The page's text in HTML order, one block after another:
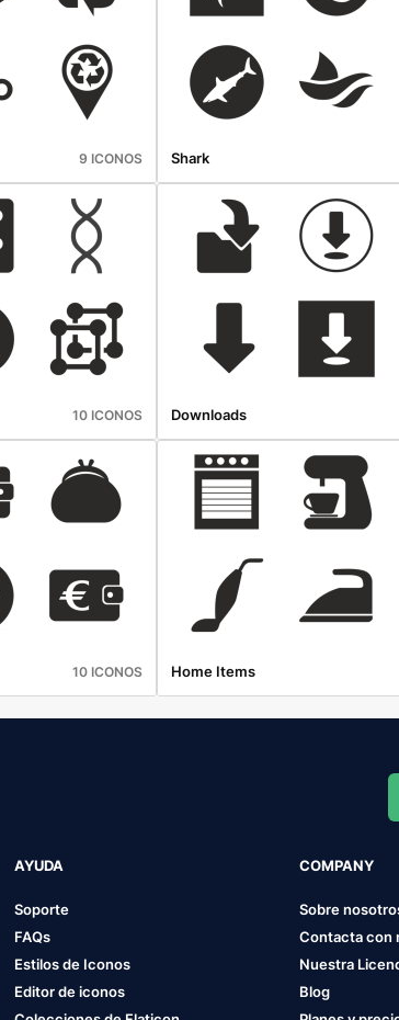
9 ICONOS Shark
10 ICONOS Downloads
10 ICONOS Home Items
AYUDA
Soporte
FAQs
Estilos de Iconos
Editor de iconos
COMPANY
Sobre
Contacta con
Nuestra
Blog